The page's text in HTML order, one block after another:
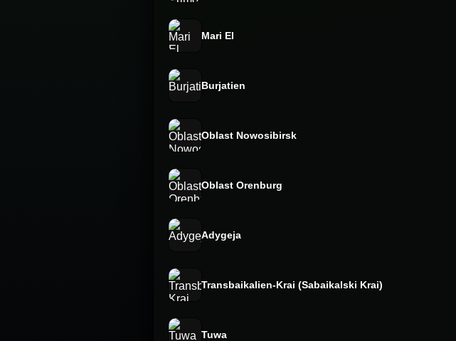
Mari El
Burjatien
Oblast Nowosibirsk
Oblast Orenburg
Adygeja
Transbaikalien-Krai (Sabaikalski Krai)
Tuwa